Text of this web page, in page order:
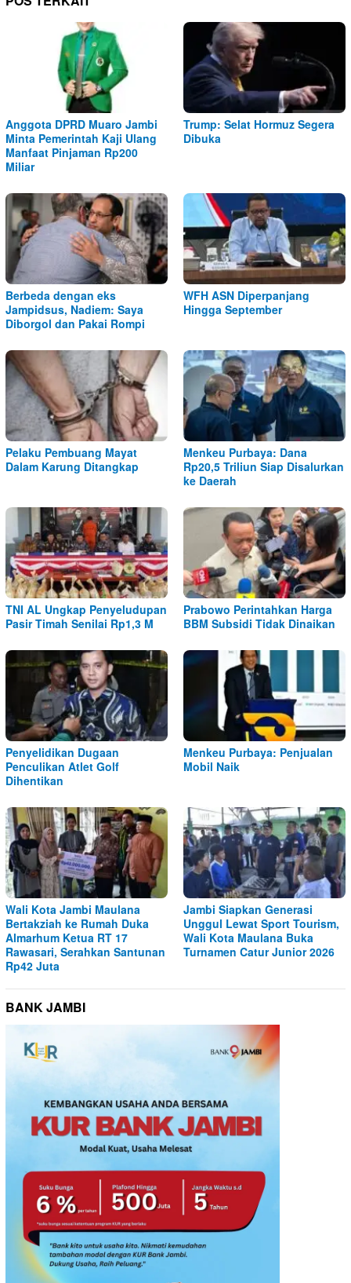
Anggota DPRD Muaro Jambi
Minta Pemerintah Kaji Ulang
Manfaat Pinjaman Rp200
Miliar
Trump: Selat Hormuz Segera
Dibuka
Berbeda dengan eks
Jampidsus, Nadiem: Saya
Diborgol dan Pakai Rompi
WFH ASN Diperpanjang
Hingga September
Pelaku Pembuang Mayat
Dalam Karung Ditangkap
Menkeu Purbaya: Dana
Rp20,5 Triliun Siap Disalurkan
ke Daerah
TNI AL Ungkap Penyeludupan
Pasir Timah Senilai Rp1,3 M
Prabowo Perintahkan Harga
BBM Subsidi Tidak Dinaikan
Penyelidikan Dugaan
Penculikan Atlet Golf
Dihentikan
Menkeu Purbaya: Penjualan
Mobil Naik
Wali Kota Jambi Maulana
Bertakziah ke Rumah Duka
Almarhum Ketua RT 17
Rawasari, Serahkan Santunan
Rp42 Juta
Jambi Siapkan Generasi
Unggul Lewat Sport Tourism,
Wali Kota Maulana Buka
Turnamen Catur Junior 2026
BANK JAMBI